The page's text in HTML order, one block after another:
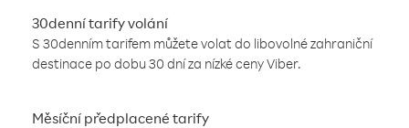
30denní tarify volání
S 30denním tarifem můžete volat do libovolné zahraniční
destinace po dobu 30 dní za nízké ceny Viber.
Měsíční předplacené tarify